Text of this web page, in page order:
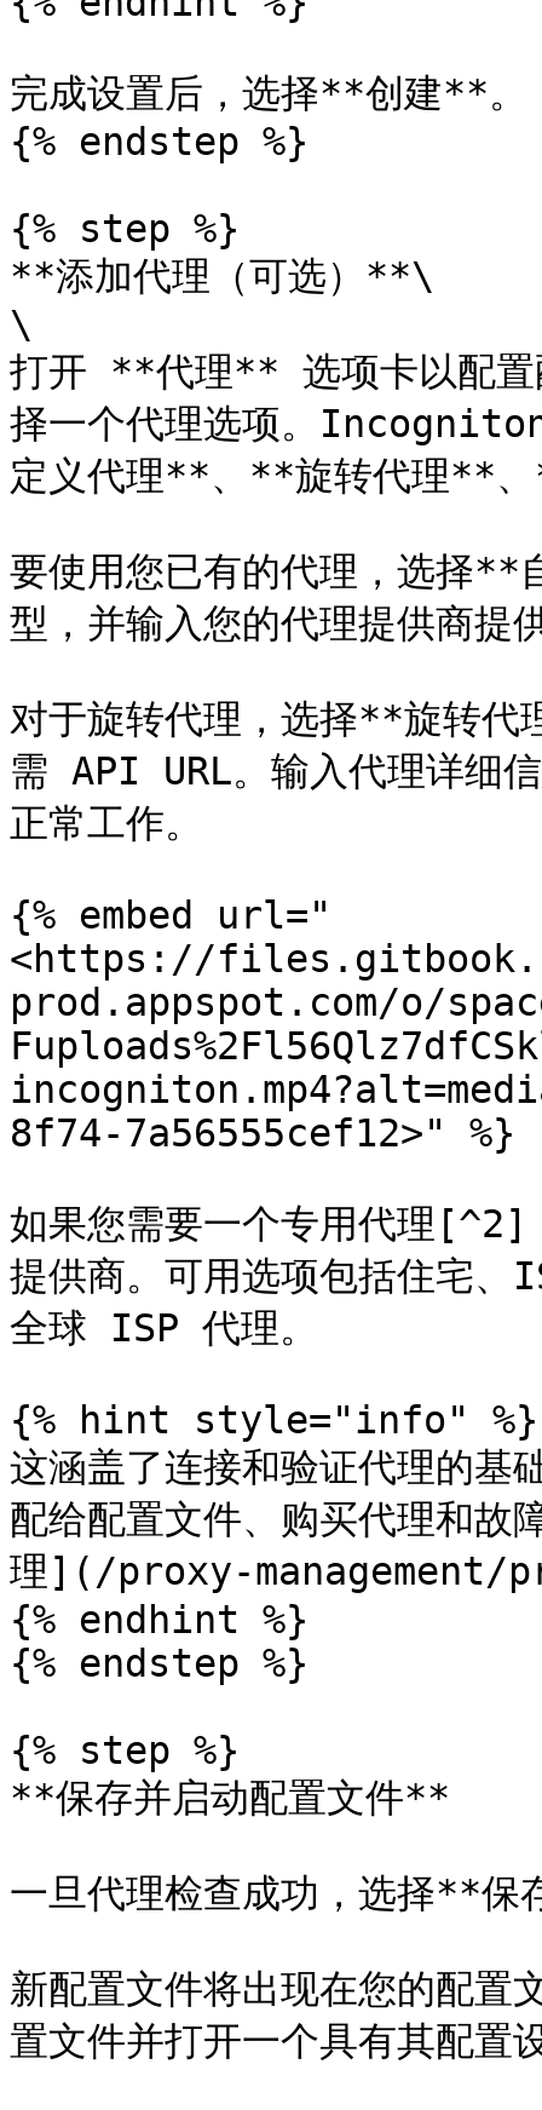
完成设置后，选择**创建**。
{% endstep %}
{% step %}
**添加代理（可选）**\
\
打开 **代理** 选项卡以配置
择一个代理选项。
定义代理**、**旋转代理**
要使用您已有的代理，选择**
型，并输入您的代理提供商提
对于旋转代理，选择**旋转代
需 API URL。输入代理详细
正常工作。
{% embed url="
<https://
prod.appspot.com/o/
8f74-7a56555cef12>" %}
如果您需要一个专用代理
提供商。可用选项包括住宅
全球 ISP 代理。
{% hint style="info" %}
这涵盖了连接和验证代理的基
配给配置文件、购买代理和故
理](/proxy-management/
{% endhint %}
{% endstep %}
{% step %}
**保存并启动配置文件**
一旦代理检查成功，选择**保
新配置文件将出现在您的配
置文件并打开一个具有其配置